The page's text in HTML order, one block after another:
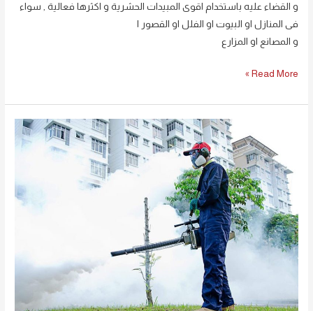
و القضاء عليه باستخدام اقوى المبيدات الحشرية و اكثرها فعالية , سواء
فى المنازل او البيوت او الفلل او القصور ا
و المصانع او المزارع
Read More »
الابيض
رش
دفان
بالرياض